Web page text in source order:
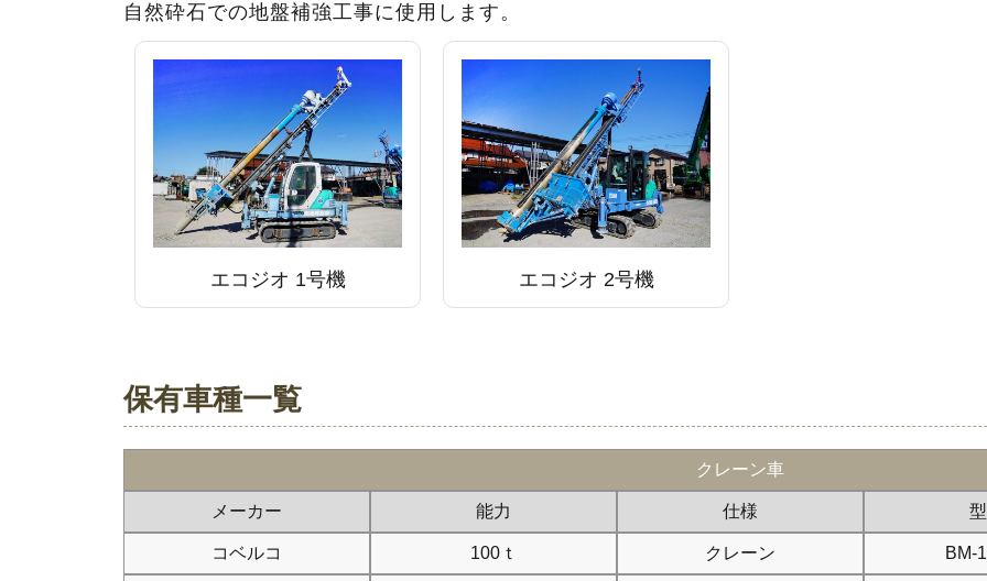
自然砕石での地盤補強工事に使用します。
エコジオ 1号機 エコジオ 2号機
保有車種一覧
クレーン車
メーカー 能力 仕様
コベルコ 100ｔ クレーン BM-